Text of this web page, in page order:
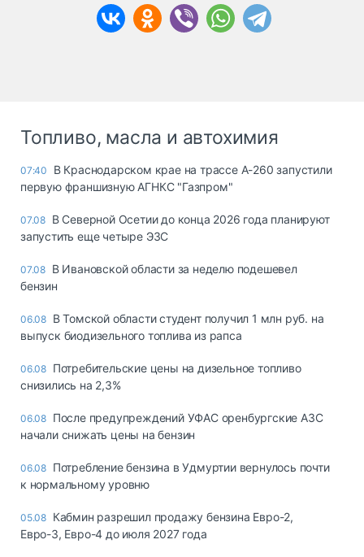
Топливо, масла и автохимия
07:40
В Краснодарском крае на трассе А-260 запустили
первую франшизную АГНКС "Газпром"
07.08 В Северной Осетии до конца 2026 года планируют
запустить еще четыре ЭЗС
07.08 В Ивановской области за неделю подешевел
бензин
06.08 В Томской области студент получил 1 млн руб. на
выпуск биодизельного топлива из рапса
06.08 Потребительские цены на дизельное топливо
снизились на 2,3%
06.08 После предупреждений УФАС оренбургские АЗС
начали снижать цены на бензин
06.08 Потребление бензина в Удмуртии вернулось почти
к нормальному уровню
05.08 Кабмин разрешил продажу бензина Евро-2,
Евро-3, Евро-4 до июля 2027 года